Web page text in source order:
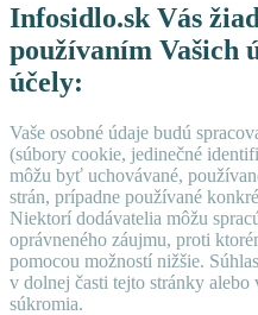
Infosidlo.sk Vás
používaním Vašich
účely:
Vaše osobné údaje budú
(súbory cookie, jedinečné
môžu byť uchovávané,
strán, prípadne používané
Niektorí dodávatelia môžu
oprávneného záujmu, proti
pomocou možností nižšie.
v dolnej časti tejto stránky
súkromia.